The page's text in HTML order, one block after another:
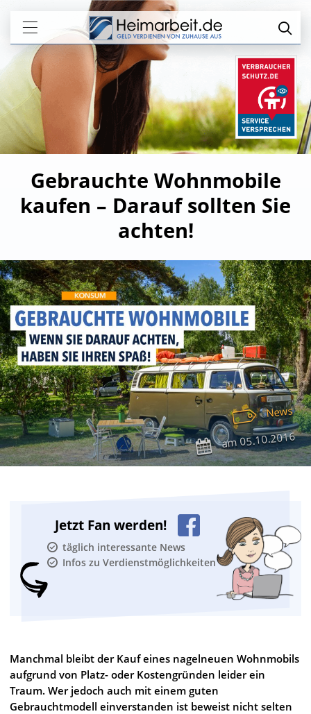
Gebrauchte Wohnmobile
kaufen – Darauf sollten Sie
achten!
News
am05.10.2016
Jetzt Fan werden!
täglich interessante News
Infos zu Verdienstmöglichkeiten
Manchmal bleibt der Kauf eines nagelneuen Wohnmobils
aufgrund von Platz- oder Kostengründen leider ein
Traum. Wer jedoch auch mit einem guten
Gebrauchtmodell einverstanden ist beweist nicht selten